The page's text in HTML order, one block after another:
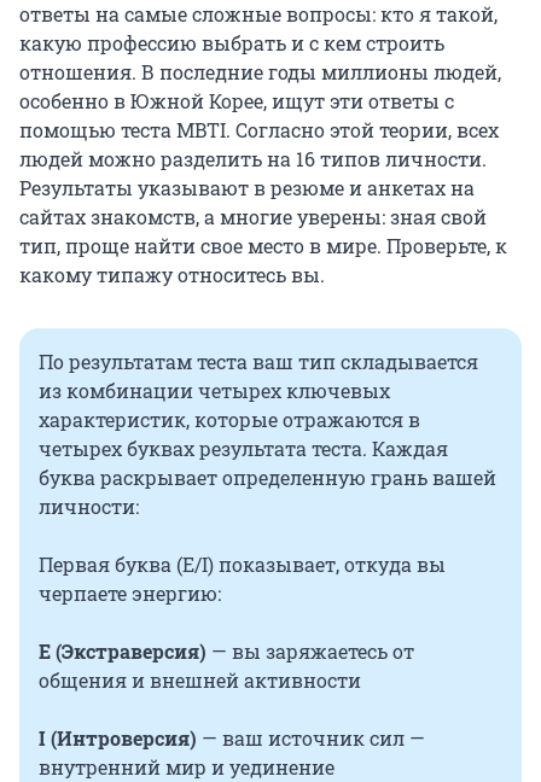
ответы на самые сложные вопросы: кто я такой,
какую профессию выбрать и с кем строить
отношения. В последние годы миллионы людей,
особенно в Южной Корее, ищут эти ответы с
помощью теста MBTI. Согласно этой теории, всех
людей можно разделить на 16 типов личности.
Результаты указывают в резюме и анкетах на
сайтах знакомств, а многие уверены: зная свой
тип, проще найти свое место в мире. Проверьте, к
какому типажу относитесь вы.
По результатам теста ваш тип складывается
из комбинации четырех ключевых
характеристик, которые отражаются в
четырех буквах результата теста. Каждая
буква раскрывает определенную грань вашей
личности:
Первая буква (E/I) показывает, откуда вы
черпаете энергию:
E (Экстраверсия) — вы заряжаетесь от
общения и внешней активности
I (Интроверсия) — ваш источник сил —
внутренний мир и уединение